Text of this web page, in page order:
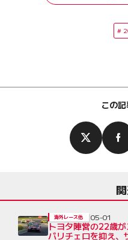
この
トヨタ陣営の22歳
バリチェロを抑え、
海外レース他 05-01